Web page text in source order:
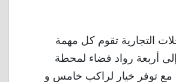
التجارية تقوم كل مهمة
أربعة رواد فضاء لمحطة
مع توفر خيار لراكب خامس و